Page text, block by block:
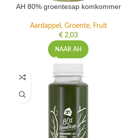
AH 80% groentesap komkommer
Aardappel, Groente, Fruit
€2,03
NAAR AH